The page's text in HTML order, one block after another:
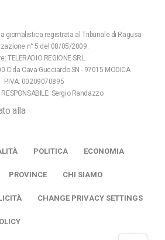
giornalistica registrata al Tribunale di Ragusa
n° 5 del 08/05/2009.
TELERADIO REGIONE SRL
C.da Cava Gucciardo SN - 97015 MODICA
P.IVA: 00209070895
RESPONSABILE: Sergio Randazzo
alla
POLITICA ECONOMIA
PROVINCE CHI SIAMO
CHANGE PRIVACY SETTINGS